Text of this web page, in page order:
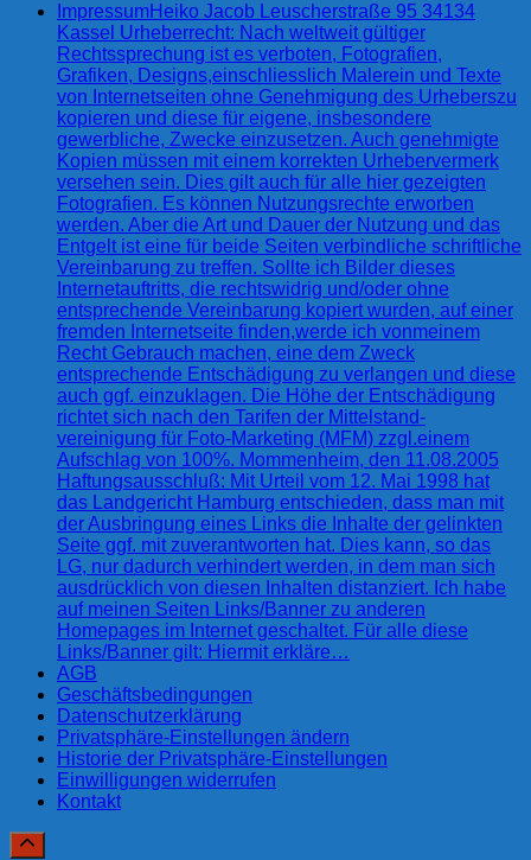
ImpressumHeiko Jacob Leuscherstraße 95 34134
Kassel Urheberrecht: Nach weltweit gültiger
Rechtssprechung ist es verboten, Fotografien,
Grafiken, Designs,einschliesslich Malerein und Texte
von Internetseiten ohne Genehmigung des Urheberszu
kopieren und diese für eigene, insbesondere
gewerbliche, Zwecke einzusetzen. Auch genehmigte
Kopien müssen mit einem korrekten Urhebervermerk
versehen sein. Dies gilt auch für alle hier gezeigten
Fotografien. Es können Nutzungsrechte erworben
werden. Aber die Art und Dauer der Nutzung und das
Entgelt ist eine für beide Seiten verbindliche schriftliche
Vereinbarung zu treffen. Sollte ich Bilder dieses
Internetauftritts, die rechtswidrig und/oder ohne
entsprechende Vereinbarung kopiert wurden, auf einer
fremden Internetseite finden,werde ich vonmeinem
Recht Gebrauch machen, eine dem Zweck
entsprechende Entschädigung zu verlangen und diese
auch ggf. einzuklagen. Die Höhe der Entschädigung
richtet sich nach den Tarifen der Mittelstand-
vereinigung für Foto-Marketing (MFM) zzgl.einem
Aufschlag von 100%. Mommenheim, den 11.08.2005
Haftungsausschluß: Mit Urteil vom 12. Mai 1998 hat
das Landgericht Hamburg entschieden, dass man mit
der Ausbringung eines Links die Inhalte der gelinkten
Seite ggf. mit zuverantworten hat. Dies kann, so das
LG, nur dadurch verhindert werden, in dem man sich
ausdrücklich von diesen Inhalten distanziert. Ich habe
auf meinen Seiten Links/Banner zu anderen
Homepages im Internet geschaltet. Für alle diese
Links/Banner gilt: Hiermit erkläre…
AGB
Geschäftsbedingungen
Datenschutzerklärung
Privatsphäre-Einstellungen ändern
Historie der Privatsphäre-Einstellungen
Einwilligungen widerrufen
Kontakt